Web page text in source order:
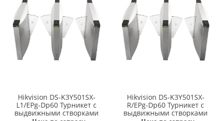
Hikvision DS-K3Y501SX-
L1/EPg-Dp60 Турникет с
выдвижными створками
Hikvision DS-K3Y501SX-
R/EPg-Dp60 Турникет с
выдвижными створками